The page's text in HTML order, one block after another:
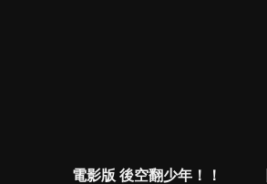
電影版 後空翻少年！！